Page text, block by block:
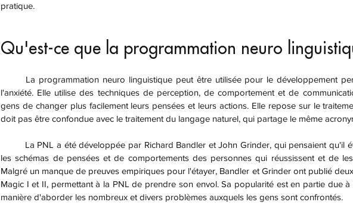
pratique.
Qu'est-ce que la programmation neuro
l'anxiété. Elle utilise des techniques de perception, de comportement et de
gens de changer plus facilement leurs pensées et leurs actions. Elle repose sur le
doit pas être confondue avec le traitement du langage naturel, qui partage le même
les schémas de pensées et de comportements des personnes qui réussissent et de
Malgré un manque de preuves empiriques pour l'étayer, Bandler et Grinder ont publié
Magic I et II, permettant à la PNL de prendre son envol. Sa popularité est en partie due à
manière d'aborder les nombreux et divers problèmes auxquels les gens sont confrontés.